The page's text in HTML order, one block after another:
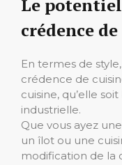
Le
crédence
En termes de
crédence de
cuisine, qu’elle
industrielle.
Que vous ayez
un îlot ou une
modification de la